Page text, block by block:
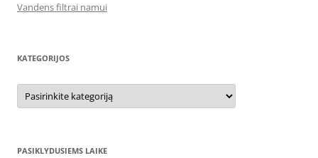
Vandens filtrai namui
KATEGORIJOS
Kategorijos
PASIKLYDUSIEMS LAIKE